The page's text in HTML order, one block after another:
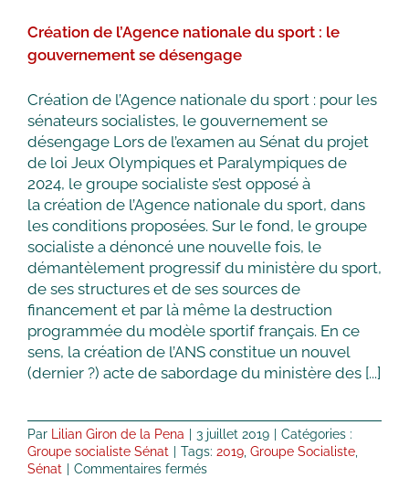
de
sa
proposition
loi
créant
un
droit
voisin
au
profit
des
agences
et
des
éditeurs
de
presse
Création de l’Agence nationale du sport : le
gouvernement se désengage
Création de l’Agence nationale du sport : pour les
sénateurs socialistes, le gouvernement se
désengage Lors de l’examen au Sénat du projet
de loi Jeux Olympiques et Paralympiques de
2024, le groupe socialiste s’est opposé à
la création de l’Agence nationale du sport, dans
les conditions proposées. Sur le fond, le groupe
socialiste a dénoncé une nouvelle fois, le
démantèlement progressif du ministère du sport,
de ses structures et de ses sources de
financement et par là même la destruction
programmée du modèle sportif français. En ce
sens, la création de l’ANS constitue un nouvel
(dernier ?) acte de sabordage du ministère des [...]
Par Lilian Giron de la Pena 3 juillet 2019
Catégories :
Groupe socialiste Sénat
Tags: 2019, Groupe Socialiste,
Sénat
Commentaires ferméssur